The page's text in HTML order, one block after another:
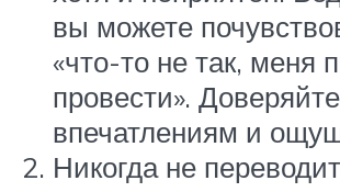
вы можете
«что-то не так, меня
провести».
впечатлениям и
Никогда не